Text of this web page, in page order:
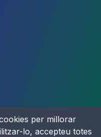
per millorar
lo, accepteu totes